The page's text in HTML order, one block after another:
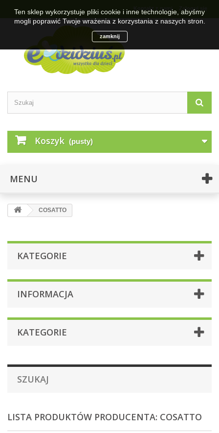
Zaloguj się
Kontakt z nami
Koszyk (pusty)
MENU
COSATTO
KATEGORIE
INFORMACJA
KATEGORIE
SZUKAJ
LISTA PRODUKTÓW PRODUCENTA: COSATTO
Ten sklep wykorzystuje pliki cookie i inne technologie, abyśmy
mogli poprawić Twoje wrażenia z korzystania z naszych stron.
zamknij